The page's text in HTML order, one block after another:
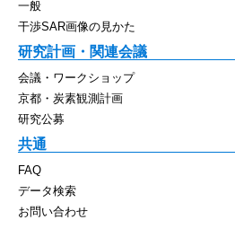
一般
干渉SAR画像の見かた
研究計画・関連会議
会議・ワークショップ
京都・炭素観測計画
研究公募
共通
FAQ
データ検索
お問い合わせ